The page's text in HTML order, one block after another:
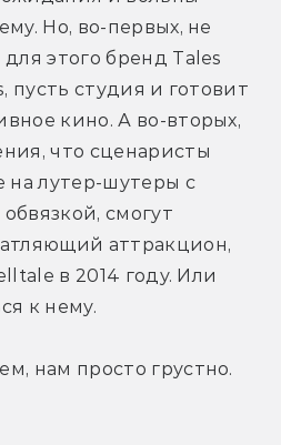
Но, во-первых, не
этого бренд Tales
пусть студия и готовит
кино. А во-вторых,
что сценаристы
на лутер-шутеры с
смогут
аттракцион,
в 2014 году. Или
к нему.
нам просто грустно.